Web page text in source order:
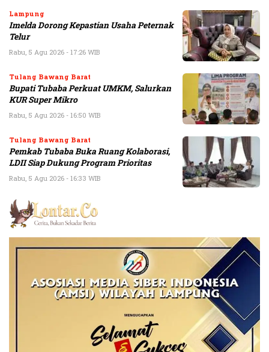
Lampung
Imelda Dorong Kepastian Usaha Peternak
Telur
Rabu, 5 Agu 2026 - 17:26 WIB
Tulang Bawang Barat
Bupati Tubaba Perkuat UMKM, Salurkan
KUR Super Mikro
Rabu, 5 Agu 2026 - 16:50 WIB
Tulang Bawang Barat
Pemkab Tubaba Buka Ruang Kolaborasi,
LDII Siap Dukung Program Prioritas
Rabu, 5 Agu 2026 - 16:33 WIB